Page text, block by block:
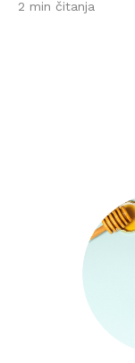
2 min čitanja